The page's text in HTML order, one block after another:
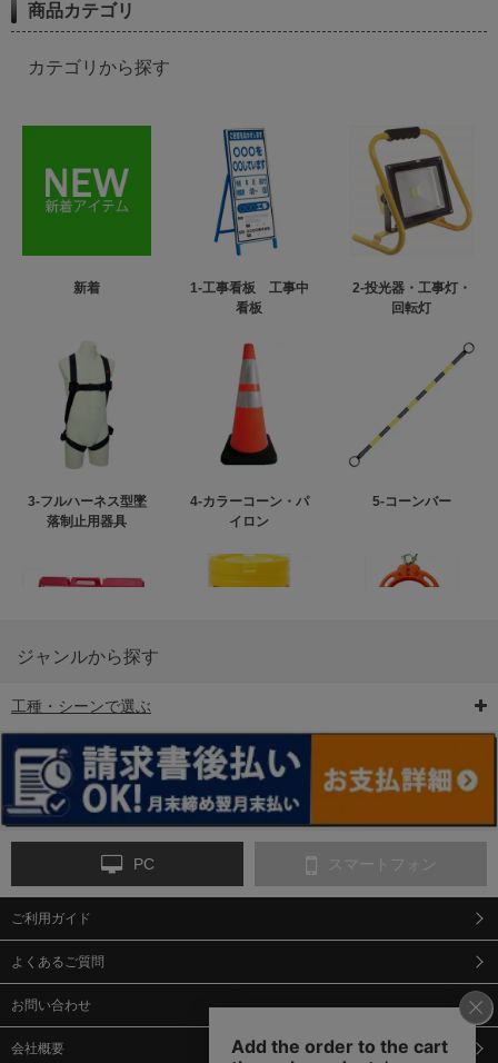
商品カテゴリ
カテゴリから探す
新着
1-工事看板 工事中
看板
2-投光器・工事灯・
回転灯
3-フルハーネス型墜
落制止用器具
4-カラーコーン・パ
イロン
5-コーンバー
6-矢印板/LED矢印板
ンス
9-点字マット・タイ
ジャンルから探す
工種・シーンで選ぶ
PC スマートフォン
ご利用ガイド
よくあるご質問
お問い合わせ
会社概要